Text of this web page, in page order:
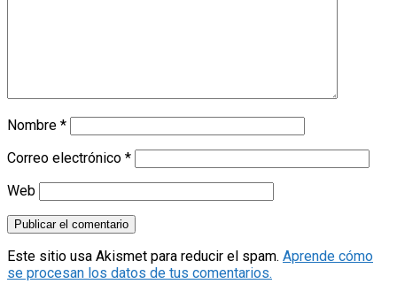
Nombre *
Correo electrónico *
Web
Este sitio usa Akismet para reducir el spam. Aprende cómo
se procesan los datos de tus comentarios.